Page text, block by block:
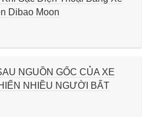
Dibao Moon
NGUỒN GỐC CỦA XE
NHIỀU NGƯỜI BẤT